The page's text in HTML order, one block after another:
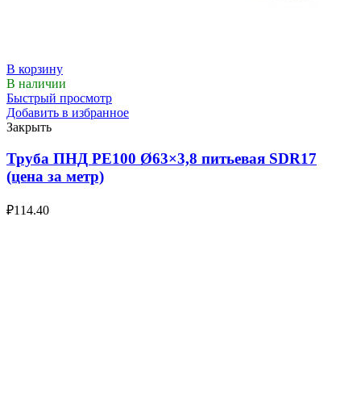
В корзину
В наличии
Быстрый просмотр
Добавить в избранное
Закрыть
Труба ПНД РЕ100 Ø63×3,8 питьевая SDR17
(цена за метр)
₽114.40